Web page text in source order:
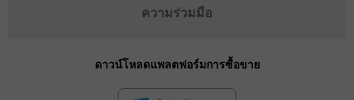
ความร่วมมือ
ดาวน์โหลดแพลตฟอร์มการซื้อขาย